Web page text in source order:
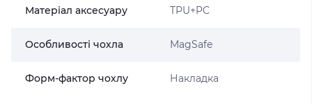
Матеріал аксесуару TPU+PC
Особливості чохла MagSafe
Форм-фактор чохлу Накладка